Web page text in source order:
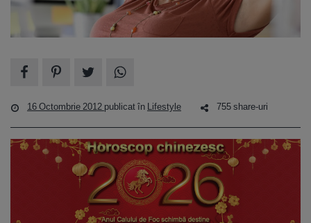
16 Octombrie 2012 publicat în Lifestyle 755 share-uri